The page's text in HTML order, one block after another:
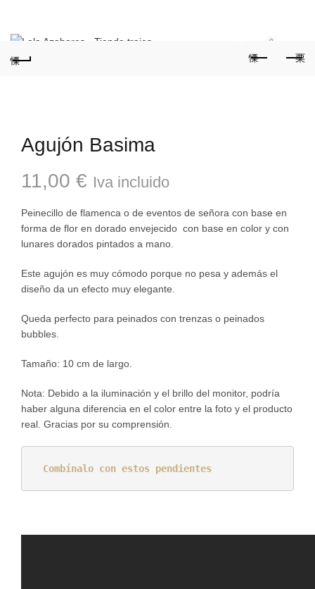
0
Agujón Basima
11,00 € Iva incluido
Peinecillo de flamenca o de eventos de señora con base en
forma de flor en dorado envejecido con base en color y con
lunares dorados pintados a mano.
Este agujón es muy cómodo porque no pesa y además el
diseño da un efecto muy elegante.
Queda perfecto para peinados con trenzas o peinados
bubbles.
Tamaño: 10 cm de largo.
Nota: Debido a la iluminación y el brillo del monitor, podría
haber alguna diferencia en el color entre la foto y el producto
real. Gracias por su comprensión.
Combínalo con estos pendientes